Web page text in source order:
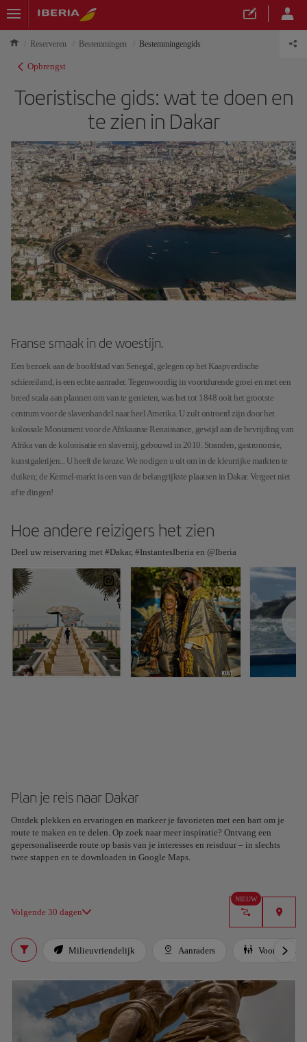
Reserveren Bestemmingen Bestemmingengids
Opbrengst
Toeristische gids: wat te doen en
te zien in Dakar
Franse smaak in de woestijn.
Een bezoek aan de hoofdstad van Senegal, gelegen op het Kaapverdische
schiereiland, is een echte aanrader. Tegenwoordig in voortdurende groei en met een
breed scala aan plannen om van te genieten, was het tot 1848 ooit het grootste
centrum voor de slavenhandel naar heel Amerika. U zult ontroerd zijn door het
kolossale Monument voor de Afrikaanse Renaissance, gewijd aan de bevrijding van
Afrika van de kolonisatie en slavernij, gebouwd in 2010. Stranden, gastronomie,
kunstgalerijen... U heeft de keuze. We nodigen u uit om in de kleurrijke markten te
duiken; de Kermel-markt is een van de belangrijkste plaatsen in Dakar. Vergeet niet
af te dingen!
Hoe andere reizigers het zien
Deel uw reiservaring met #Dakar, #InstantesIberia en @Iberia
Plan je reis naar Dakar
Ontdek plekken en ervaringen en markeer je favorieten met een hart om je
route te maken en te delen. Op zoek naar meer inspiratie? Ontvang een
gepersonaliseerde route op basis van je interesses en reisduur – in slechts
twee stappen en te downloaden in Google Maps.
Volgende 30 dagen
NIEUW
Plan uw reis met onze nieuwe AI-tool
Genereer in een paar seconden een routebeschrijving en
creëer een op maat gemaakte ervaring in de stad.
Milieuvriendelijk Aanraders Voor